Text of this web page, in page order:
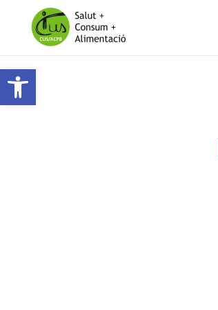
Obre la barra d'eines
Skip to main content